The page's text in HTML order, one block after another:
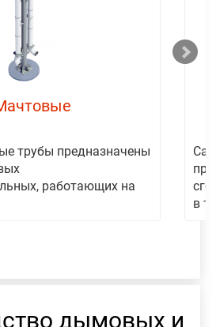
трубы предназначены
работающих на
в
дымовых и